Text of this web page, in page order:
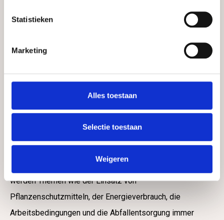
Statistieken
Marketing
Alles toestaan
Selectie toestaan
Weigeren
verträglich agieren. Wir sind in Besitz der
im Bereich der Nachhaltigkeit niemals zurückfallen,
Alle Gärtnereien verfügen über ein GAP-Zertifikat und
haben eine GRASP-Bewertung von 100 %. Die
Packstationen verfügen über ein COC-Zertifikat (Nr.
4063061108845).
Darüber hinaus achten wir alle auf Nachhaltigkeit. So
werden Themen wie der Einsatz von
Pflanzenschutzmitteln, der Energieverbrauch, die
Arbeitsbedingungen und die Abfallentsorgung immer